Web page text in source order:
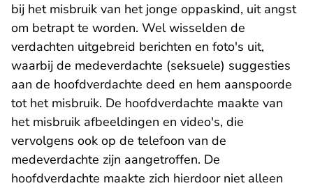
bij het misbruik van het jonge oppaskind, uit angst
om betrapt te worden. Wel wisselden de
verdachten uitgebreid berichten en foto's uit,
waarbij de medeverdachte (seksuele) suggesties
aan de hoofdverdachte deed en hem aanspoorde
tot het misbruik. De hoofdverdachte maakte van
het misbruik afbeeldingen en video's, die
vervolgens ook op de telefoon van de
medeverdachte zijn aangetroffen. De
hoofdverdachte maakte zich hierdoor niet alleen